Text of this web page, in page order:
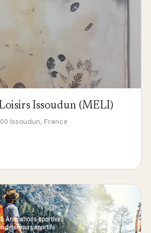
Issoudun (MELI)
Issoudun, France